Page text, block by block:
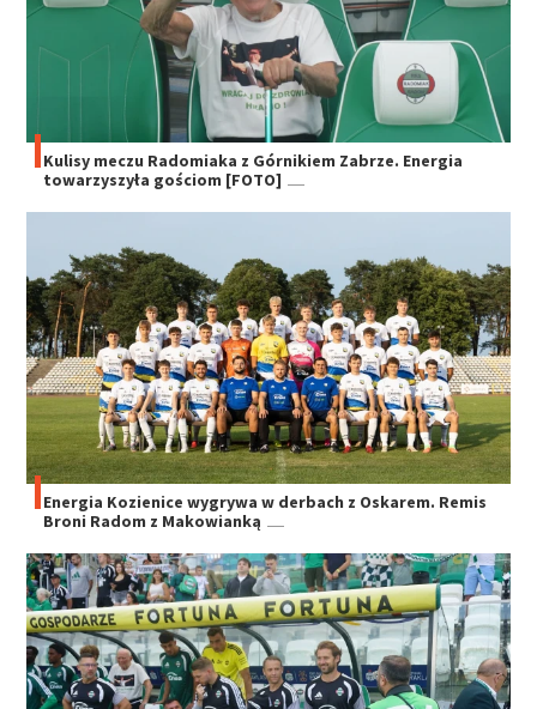
Kulisy meczu Radomiaka z Górnikiem Zabrze. Energia
towarzyszyła gościom [FOTO]
Energia Kozienice wygrywa w derbach z Oskarem. Remis
Broni Radom z Makowianką